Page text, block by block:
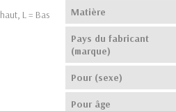
L = Bas
Matière
Pays du fabricant
(marque)
Pour (sexe)
Pour âge